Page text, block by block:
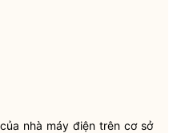
nhà máy điện trên cơ sở